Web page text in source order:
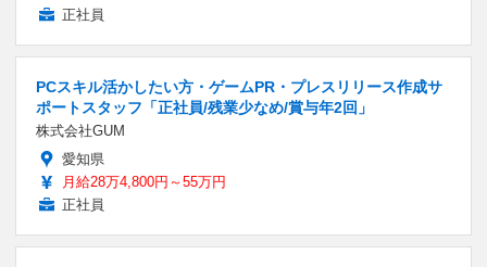
正社員
PCスキル活かしたい方・ゲームPR・プレスリリース作成サ
ポートスタッフ「正社員/残業少なめ/賞与年2回」
株式会社GUM
愛知県
月給28万4,800円～55万円
正社員